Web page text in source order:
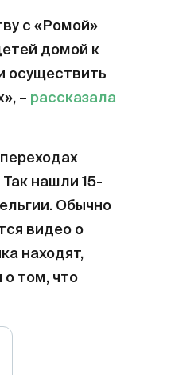
с «Ромой»
домой к
осуществить
– рассказала
нашли 15-
Обычно
видео о
находят,
том, что